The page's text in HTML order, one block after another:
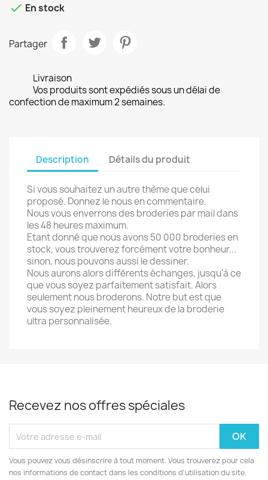
 En stock
Partager
Livraison
Vos produits sont expédiés sous un délai de
confection de maximum 2 semaines.
Description Détails du produit
Si vous souhaitez un autre thème que celui
proposé. Donnez le nous en commentaire.
Nous vous enverrons des broderies par mail dans
les 48 heures maximum.
Etant donné que nous avons 50 000 broderies en
stock, vous trouverez forcément votre bonheur...
sinon, nous pouvons aussi le dessiner.
Nous aurons alors différents échanges, jusqu'à ce
que vous soyez parfaitement satisfait. Alors
seulement nous broderons. Notre but est que
vous soyez pleinement heureux de la broderie
ultra personnalisée.
Recevez nos offres spéciales
Vous pouvez vous désinscrire à tout moment. Vous trouverez pour cela
nos informations de contact dans les conditions d'utilisation du site.